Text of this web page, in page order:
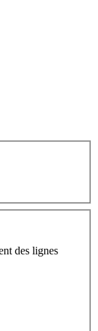
des lignes